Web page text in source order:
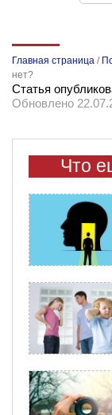
Главная страница /
нет?
Статья
Обновлено
Что